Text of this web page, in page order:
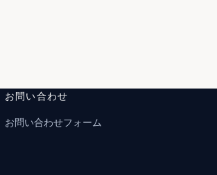
お問い合わせ
お問い合わせフォーム